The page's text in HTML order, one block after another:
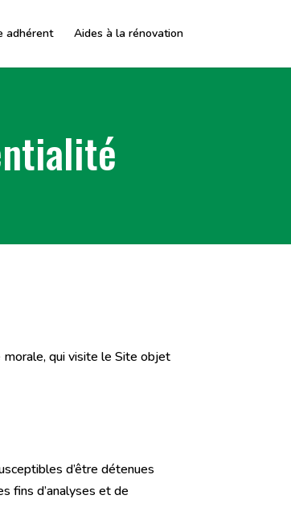
adhérent Aides à la rénovation
qui visite le Site objet
d’être détenues
fins d’analyses et de